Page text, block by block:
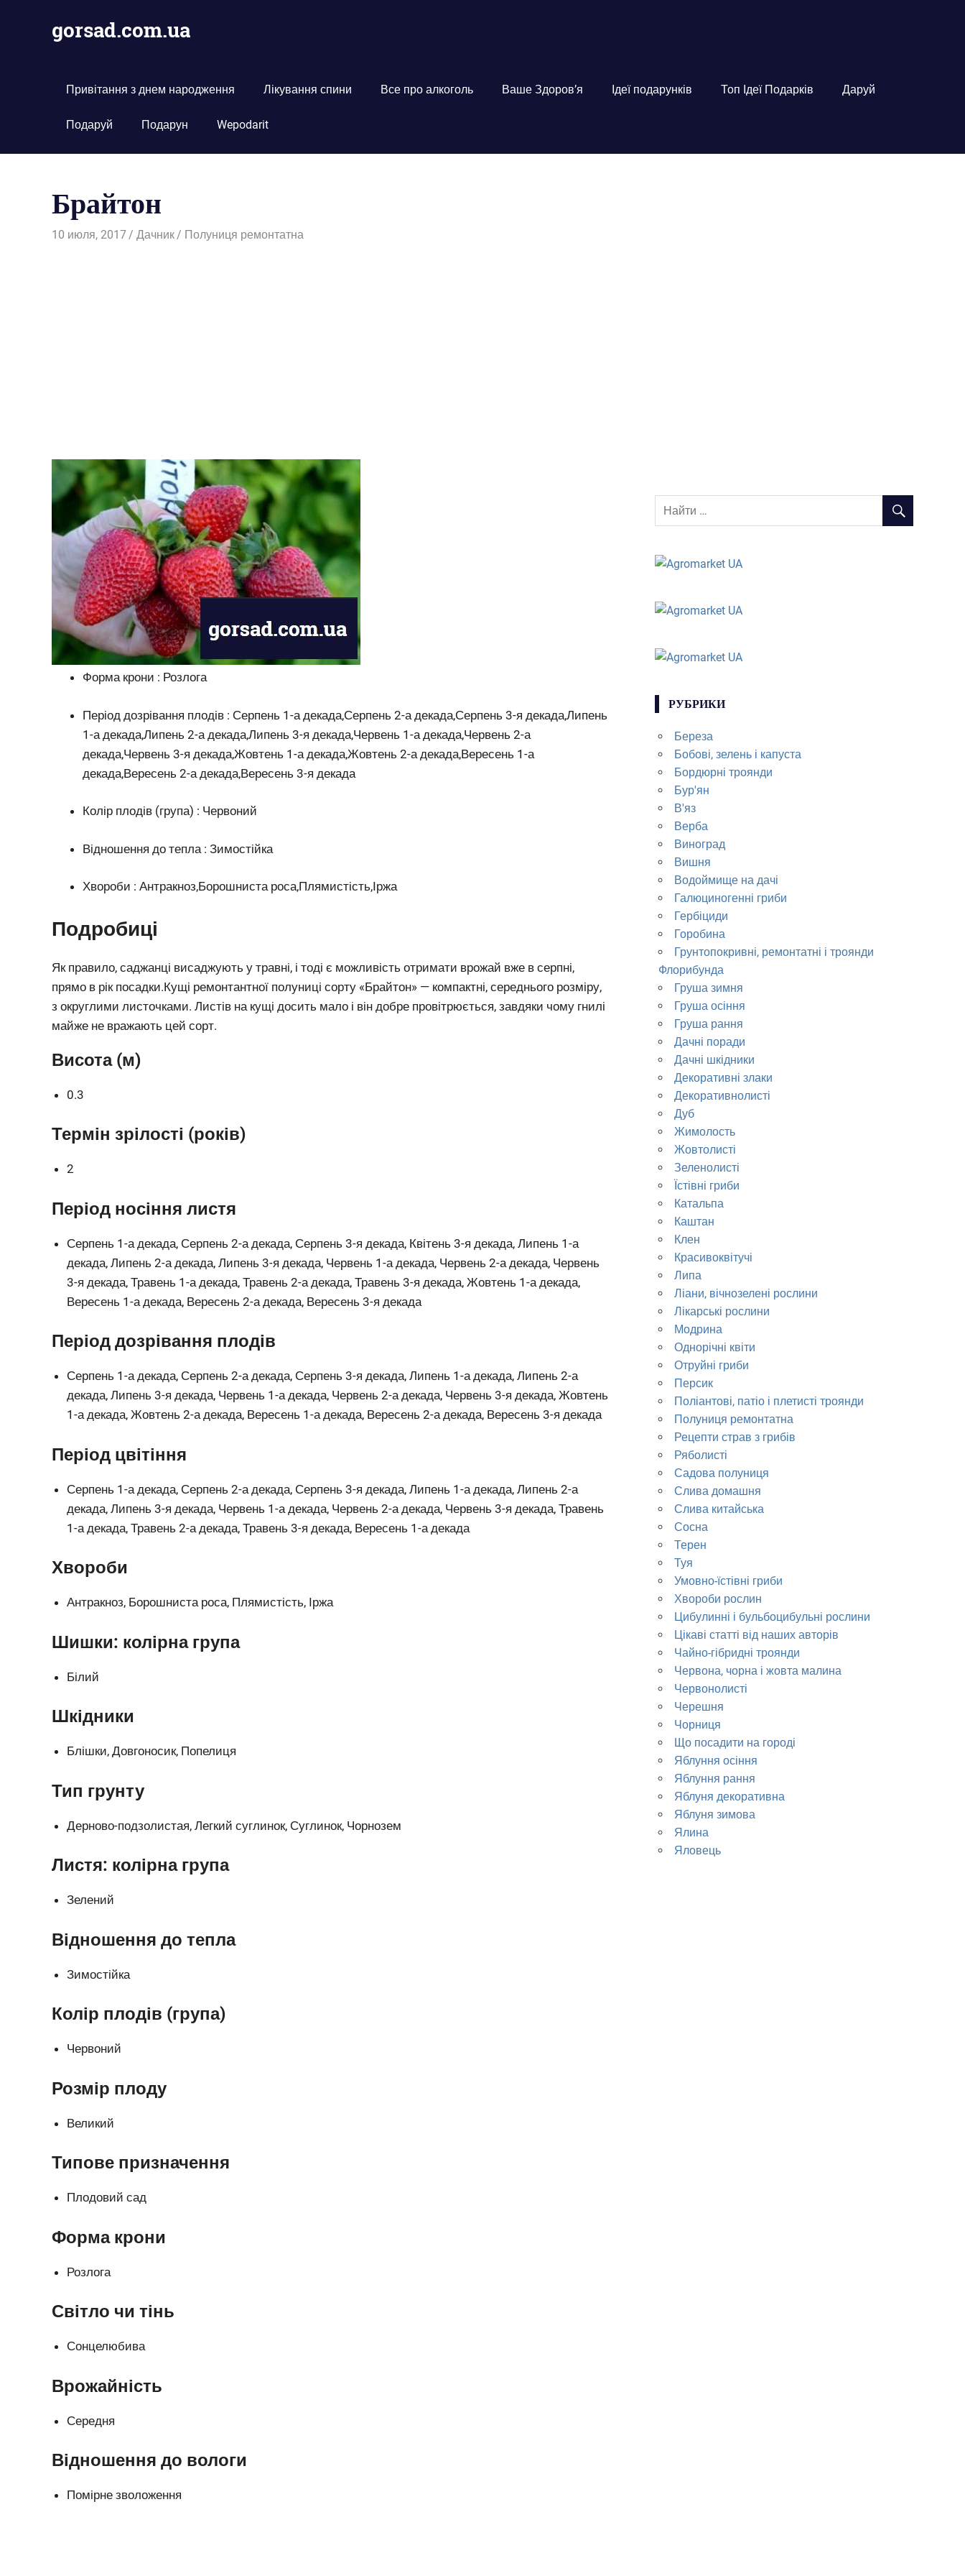
gorsad.com.ua
Привітання з днем народження Лікування спини Все про алкоголь Ваше Здоров’я Ідеї подарунків Топ Ідеї Подарків Даруй
Подаруй Подарун Wepodarit
Брайтон
10 июля, 2017 Дачник Полуниця ремонтатна
Форма крони : Розлога
Період дозрівання плодів : Серпень 1-а декада,Серпень 2-а декада,Серпень 3-я декада,Липень
1-а декада,Липень 2-а декада,Липень 3-я декада,Червень 1-а декада,Червень 2-а
декада,Червень 3-я декада,Жовтень 1-а декада,Жовтень 2-а декада,Вересень 1-а
декада,Вересень 2-а декада,Вересень 3-я декада
Колір плодів (група) : Червоний
Відношення до тепла : Зимостійка
Хвороби : Антракноз,Борошниста роса,Плямистість,Іржа
Подробиці
Як правило, саджанці висаджують у травні, і тоді є можливість отримати врожай вже в серпні,
прямо в рік посадки.Кущі ремонтантної полуниці сорту «Брайтон» — компактні, середнього розміру,
з округлими листочками. Листів на кущі досить мало і він добре провітрюється, завдяки чому гнилі
майже не вражають цей сорт.
Висота (м)
0.3
Термін зрілості (років)
2
Період носіння листя
Серпень 1-а декада, Серпень 2-а декада, Серпень 3-я декада, Квітень 3-я декада, Липень 1-а
декада, Липень 2-а декада, Липень 3-я декада, Червень 1-а декада, Червень 2-а декада, Червень
3-я декада, Травень 1-а декада, Травень 2-а декада, Травень 3-я декада, Жовтень 1-а декада,
Вересень 1-а декада, Вересень 2-а декада, Вересень 3-я декада
Період дозрівання плодів
Серпень 1-а декада, Серпень 2-а декада, Серпень 3-я декада, Липень 1-а декада, Липень 2-а
декада, Липень 3-я декада, Червень 1-а декада, Червень 2-а декада, Червень 3-я декада, Жовтень
1-а декада, Жовтень 2-а декада, Вересень 1-а декада, Вересень 2-а декада, Вересень 3-я декада
Період цвітіння
Серпень 1-а декада, Серпень 2-а декада, Серпень 3-я декада, Липень 1-а декада, Липень 2-а
декада, Липень 3-я декада, Червень 1-а декада, Червень 2-а декада, Червень 3-я декада, Травень
1-а декада, Травень 2-а декада, Травень 3-я декада, Вересень 1-а декада
Хвороби
Антракноз, Борошниста роса, Плямистість, Іржа
Шишки: колірна група
Білий
Шкідники
Блішки, Довгоносик, Попелиця
Тип грунту
Дерново-подзолистая, Легкий суглинок, Суглинок, Чорнозем
Листя: колірна група
Зелений
Відношення до тепла
Зимостійка
Колір плодів (група)
Червоний
Розмір плоду
Великий
Типове призначення
Плодовий сад
Форма крони
Розлога
Світло чи тінь
Сонцелюбива
Врожайність
Середня
Відношення до вологи
Помірне зволоження
РУБРИКИ
Береза
Бобові, зелень і капуста
Бордюрні троянди
Бур'ян
В'яз
Верба
Виноград
Вишня
Водоймище на дачі
Галюциногенні гриби
Гербіциди
Горобина
Грунтопокривні, ремонтатні і троянди
Флорибунда
Груша зимня
Груша осіння
Груша рання
Дачні поради
Дачні шкідники
Декоративні злаки
Декоративнолисті
Дуб
Жимолость
Жовтолисті
Зеленолисті
Їстівні гриби
Катальпа
Каштан
Клен
Красивоквітучі
Липа
Ліани, вічнозелені рослини
Лікарські рослини
Модрина
Однорічні квіти
Отруйні гриби
Персик
Поліантові, патіо і плетисті троянди
Полуниця ремонтатна
Рецепти страв з грибів
Ряболисті
Садова полуниця
Слива домашня
Слива китайська
Сосна
Терен
Туя
Умовно-їстівні гриби
Хвороби рослин
Цибулинні і бульбоцибульні рослини
Цікаві статті від наших авторів
Чайно-гібридні троянди
Червона, чорна і жовта малина
Червонолисті
Черешня
Чорниця
Що посадити на городі
Яблуння осіння
Яблуння рання
Яблуня декоративна
Яблуня зимова
Ялина
Яловець